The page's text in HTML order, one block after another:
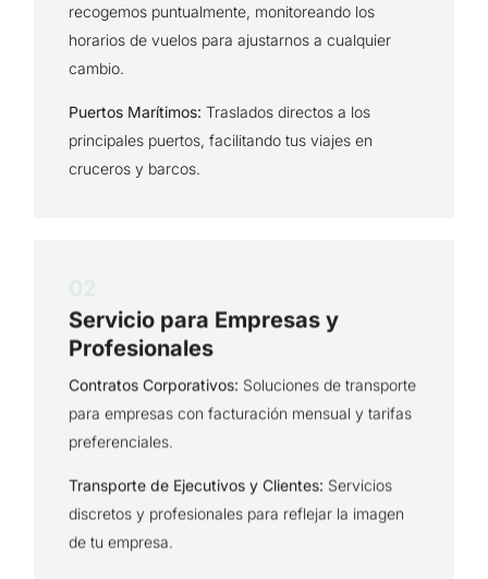
recogemos puntualmente, monitoreando los
horarios de vuelos para ajustarnos a cualquier
cambio.
Puertos Marítimos: Traslados directos a los
principales puertos, facilitando tus viajes en
cruceros y barcos.
Servicio para Empresas y
Profesionales
Contratos Corporativos: Soluciones de transporte
para empresas con facturación mensual y tarifas
preferenciales.
Transporte de Ejecutivos y Clientes: Servicios
discretos y profesionales para reflejar la imagen
de tu empresa.